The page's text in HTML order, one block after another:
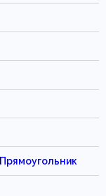
Прямоугольник